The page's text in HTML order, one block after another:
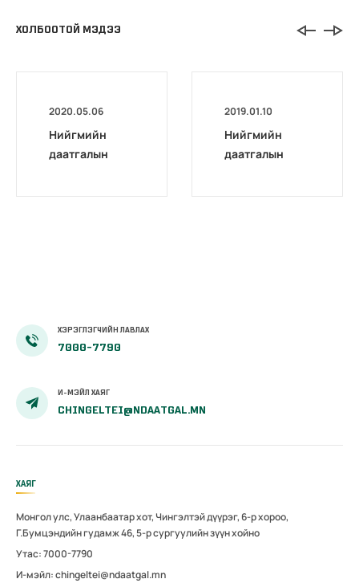
ХОЛБООТОЙ МЭДЭЭ
2020.05.06
Нийгмийн
даатгалын
хэрэгжиж
эхэллээ
2019.01.10
Нийгмийн
даатгалын
ХЭРЭГЛЭГЧИЙН ЛАВЛАХ
7000-7790
И-МЭЙЛ ХАЯГ
CHINGELTEI@NDAATGAL.MN
ХАЯГ
Монгол улс, Улаанбаатар хот, Чингэлтэй дүүрэг, 6-р хороо,
Г.Бумцэндийн гудамж 46, 5-р сургуулийн зүүн хойно
Утас: 7000-7790
И-мэйл: chingeltei@ndaatgal.mn